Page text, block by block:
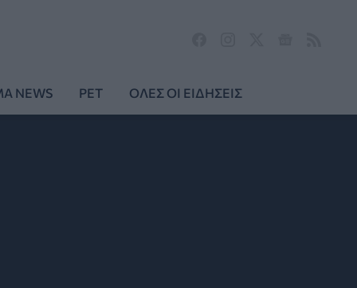
NEWS PET ΟΛΕΣ ΟΙ ΕΙΔΗΣΕΙΣ